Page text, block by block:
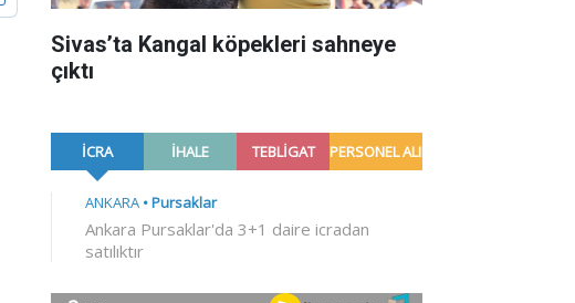
Sivas’ta Kangal köpekleri sahneye
çıktı